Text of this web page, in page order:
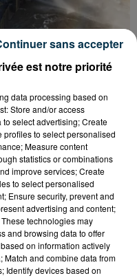
PREND UN
DE...
est notre priorité
data processing based on
Store and/or access
select advertising; Create
to select personalised
Measure content
statistics or combinations
improve services; Create
to select personalised
Ensure security, prevent and
advertising and content;
technologies may
and browsing data to offer
on information actively
and combine data from
Identify devices based on
sans accepter